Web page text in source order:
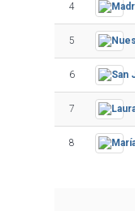
4
5
6
7
8